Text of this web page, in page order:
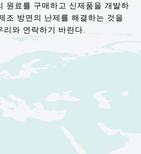
원료를 구매하고 신제품을 개발하
조 방면의 난제를 해결하는 것을
리와 연락하기 바란다.